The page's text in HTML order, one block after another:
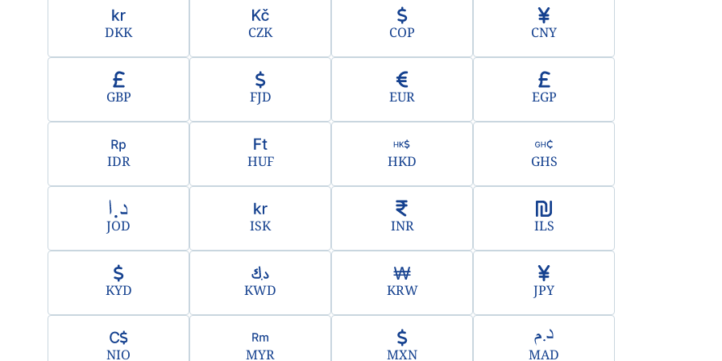
CNY
COP
CZK
DKK
EGP
EUR
FJD
GBP
GHS
HKD
HUF
IDR
ILS
INR
ISK
JOD
JPY
KRW
KWD
KYD
MAD
MXN
MYR
NIO